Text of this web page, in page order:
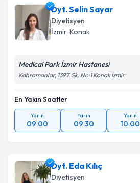
Dyt. Selin Sayar
Diyetisyen
İzmir, Konak
Medical Park İzmir Hastanesi
Kahramanlar, 1397. Sk. No:1 Konak İzmir
En Yakın Saatler
Yarın
09:00
Yarın
09:30
Yarın
10:00
Dyt. Eda Kılıç
Diyetisyen